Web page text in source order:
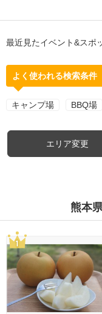
最近見たイベント&スポ
よく使われる検索条件
キャンプ場 BBQ場
エリア変更
熊本